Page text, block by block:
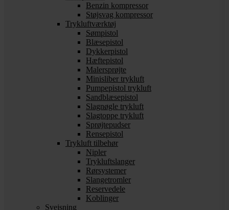
Benzin kompressor
Støjsvag kompressor
Trykluftværktøj
Sømpistol
Blæsepistol
Dykkerpistol
Hæftepistol
Malersprøjte
Minisliber trykluft
Pumpepistol trykluft
Sandblæsepistol
Slagnøgle trykluft
Slagtoppe trykluft
Sprøjtepudser
Rensepistol
Trykluft tilbehør
Nipler
Trykluftslanger
Rørsystemer
Slangetromler
Reservedele
Koblinger
Svejsning